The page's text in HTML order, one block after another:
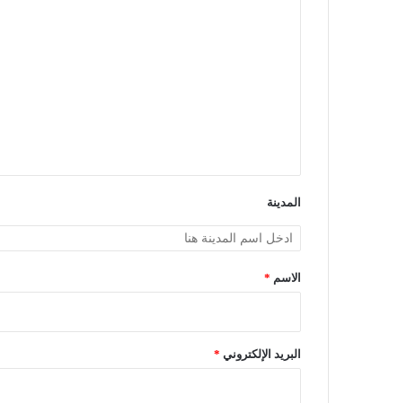
المدينة
الاسم *
البريد الإلكتروني *